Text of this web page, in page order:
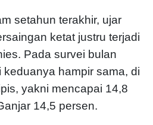
setahun terakhir, ujar
ketat justru terjadi
Pada survei bulan
hampir sama, di
yakni mencapai 14,8
14,5 persen.